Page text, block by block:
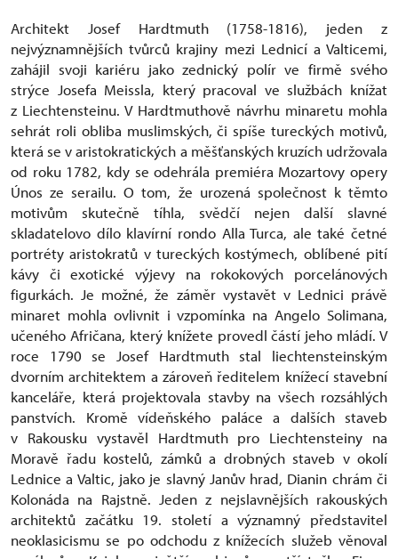
Architekt Josef Hardtmuth (1758-1816), jeden z
nejvýznamnějších tvůrců krajiny mezi Lednicí a Valticemi,
zahájil svoji kariéru jako zednický polír ve firmě svého
strýce Josefa Meissla, který pracoval ve službách knížat
z Liechtensteinu. V Hardtmuthově návrhu minaretu mohla
sehrát roli obliba muslimských, či spíše tureckých motivů,
která se v aristokratických a měšťanských kruzích udržovala
od roku 1782, kdy se odehrála premiéra Mozartovy opery
Únos ze serailu. O tom, že urozená společnost k těmto
motivům skutečně tíhla, svědčí nejen další slavné
skladatelovo dílo klavírní rondo Alla Turca, ale také četné
portréty aristokratů v tureckých kostýmech, oblíbené pití
kávy či exotické výjevy na rokokových porcelánových
figurkách. Je možné, že záměr vystavět v Lednici právě
minaret mohla ovlivnit i vzpomínka na Angelo Solimana,
učeného Afričana, který knížete provedl částí jeho mládí. V
roce 1790 se Josef Hardtmuth stal liechtensteinským
dvorním architektem a zároveň ředitelem knížecí stavební
kanceláře, která projektovala stavby na všech rozsáhlých
panstvích. Kromě vídeňského paláce a dalších staveb
v Rakousku vystavěl Hardtmuth pro Liechtensteiny na
Moravě řadu kostelů, zámků a drobných staveb v okolí
Lednice a Valtic, jako je slavný Janův hrad, Dianin chrám či
Kolonáda na Rajstně. Jeden z nejslavnějších rakouských
architektů začátku 19. století a významný představitel
neoklasicismu se po odchodu z knížecích služeb věnoval